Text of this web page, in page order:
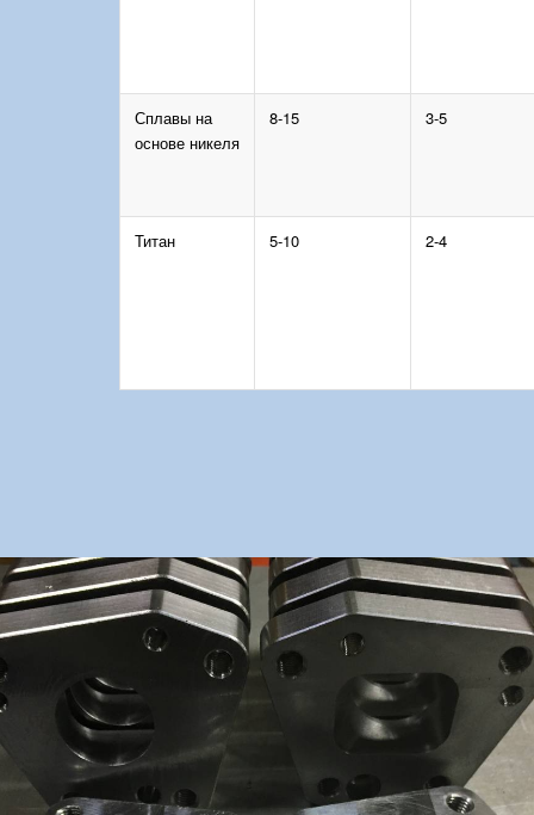
Сплавы на
основе никеля
8-15 3-5
Титан 5-10 2-4